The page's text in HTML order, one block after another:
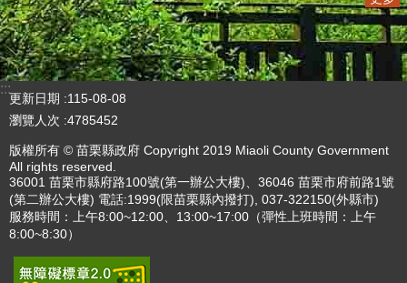
:::
更新日期
115-08-08
瀏覽人次 4785452
版權所有 © 苗栗縣政府 Copyright 2019 Miaoli County Government
All rights reserved.
36001 苗栗市縣府路100號(第一辦公大樓)、36046 苗栗市府前路1號
(第二辦公大樓) 電話:1999(限苗栗縣內撥打), 037-322150(外縣市)
服務時間：上午8:00~12:00、13:00~17:00（彈性上班時間：上午
8:00~8:30）